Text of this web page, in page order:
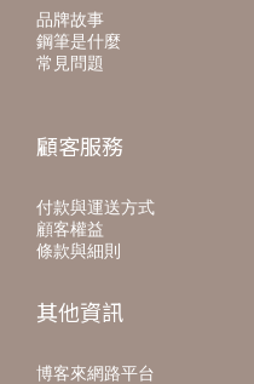
品牌故事
鋼筆是什麼
常見問題
顧客服務
付款與運送方式
顧客權益
條款與細則
其他資訊
博客來網路平台